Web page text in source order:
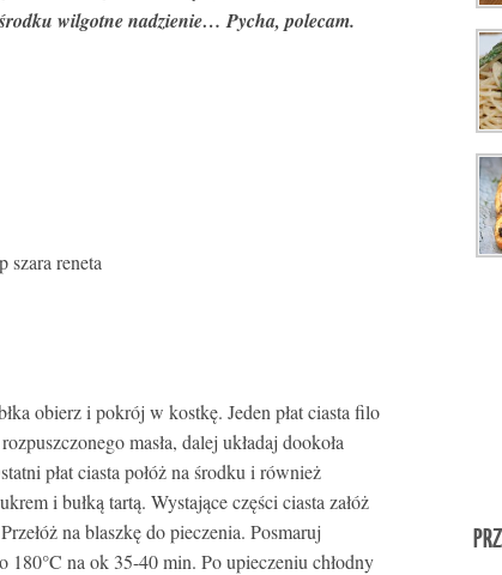
wilgotne nadzienie… Pycha, polecam.
szara reneta
obierz i pokrój w kostkę. Jeden płat ciasta filo
masła, dalej układaj dookoła
płat ciasta połóż na środku i również
i bułką tartą. Wystające części ciasta załóż
na blaszkę do pieczenia. Posmaruj
180°C na ok 35-40 min. Po upieczeniu chłodny